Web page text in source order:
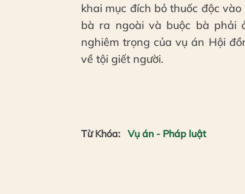
khai mục đích bỏ thuốc độc
bà ra ngoài và buộc bà phải
nghiêm trọng của vụ án Hội
về tội giết người.
Từ Khóa: Vụ án - Pháp luật